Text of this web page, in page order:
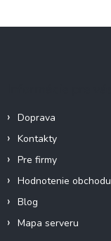
Doprava
Kontakty
Pre firmy
Hodnotenie obchodu
Blog
Mapa serveru